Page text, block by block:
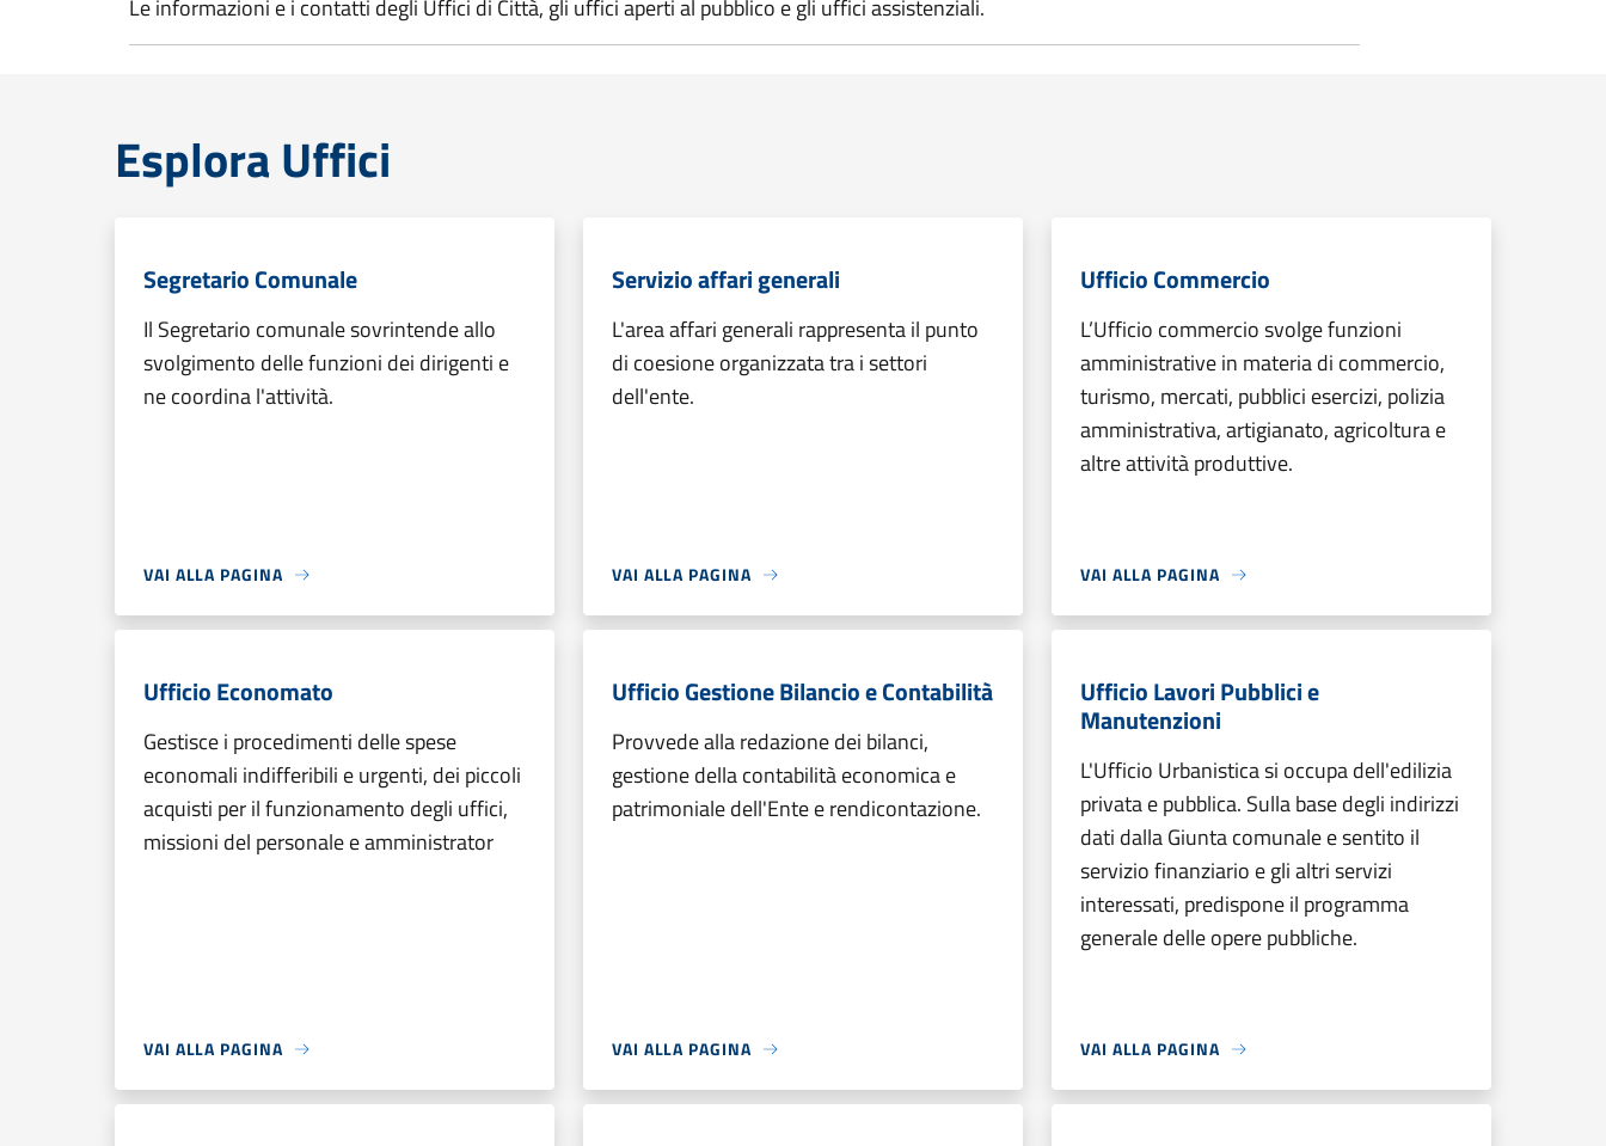
Le informazioni e i contatti degli Uffici di Città, gli uffici aperti al pubblico e gli uffici assistenziali.
Esplora Uffici
Segretario Comunale
Il Segretario comunale sovrintende allo
svolgimento delle funzioni dei dirigenti e
ne coordina l'attività.
VAI ALLA PAGINA
Servizio affari generali
L'area affari generali rappresenta il punto
di coesione organizzata tra i settori
dell'ente.
VAI ALLA PAGINA
Ufficio Commercio
L’Ufficio commercio svolge funzioni
amministrative in materia di commercio,
turismo, mercati, pubblici esercizi, polizia
amministrativa, artigianato, agricoltura e
altre attività produttive.
VAI ALLA PAGINA
Ufficio Economato
Gestisce i procedimenti delle spese
economali indifferibili e urgenti, dei piccoli
acquisti per il funzionamento degli uffici,
missioni del personale e amministrator
VAI ALLA PAGINA
Ufficio Gestione Bilancio e Contabilità
Provvede alla redazione dei bilanci,
gestione della contabilità economica e
patrimoniale dell'Ente e rendicontazione.
VAI ALLA PAGINA
Ufficio Lavori Pubblici e
Manutenzioni
L'Ufficio Urbanistica si occupa dell'edilizia
privata e pubblica. Sulla base degli indirizzi
dati dalla Giunta comunale e sentito il
servizio finanziario e gli altri servizi
interessati, predispone il programma
generale delle opere pubbliche.
VAI ALLA PAGINA